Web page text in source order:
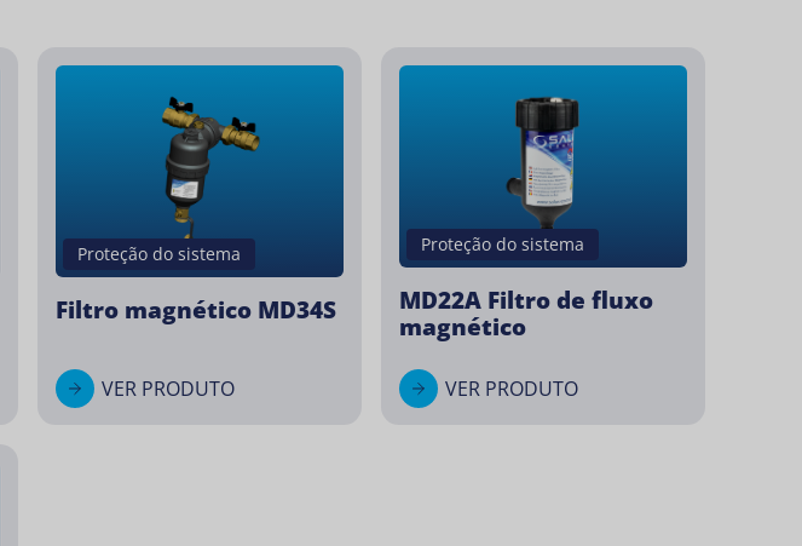
Proteção do sistema
Filtro magnético MD34S
VER PRODUTO
Proteção do sistema
MD22A Filtro de fluxo
magnético
VER PRODUTO